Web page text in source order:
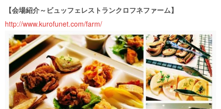
【会場紹介～ビュッフェレストランクロフネファーム】
http://www.kurofunet.com/farm/